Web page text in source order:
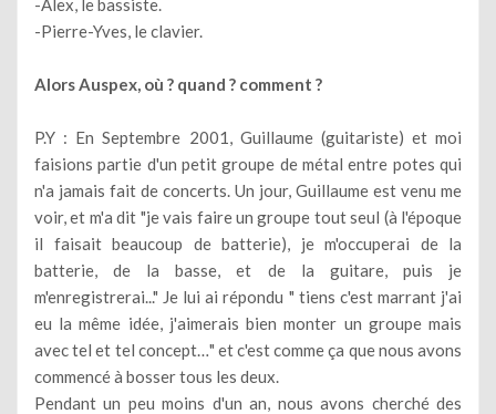
-Alex, le bassiste.
-Pierre-Yves, le clavier.
Alors Auspex, où ? quand ? comment ?
P.Y : En Septembre 2001, Guillaume (guitariste) et moi
faisions partie d'un petit groupe de métal entre potes qui
n'a jamais fait de concerts. Un jour, Guillaume est venu me
voir, et m'a dit "je vais faire un groupe tout seul (à l'époque
il faisait beaucoup de batterie), je m'occuperai de la
batterie, de la basse, et de la guitare, puis je
m'enregistrerai..." Je lui ai répondu " tiens c'est marrant j'ai
eu la même idée, j'aimerais bien monter un groupe mais
avec tel et tel concept…" et c'est comme ça que nous avons
commencé à bosser tous les deux.
Pendant un peu moins d'un an, nous avons cherché des